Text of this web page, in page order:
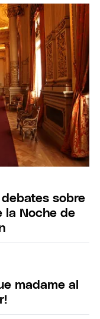
sobre
la Noche de
madame al